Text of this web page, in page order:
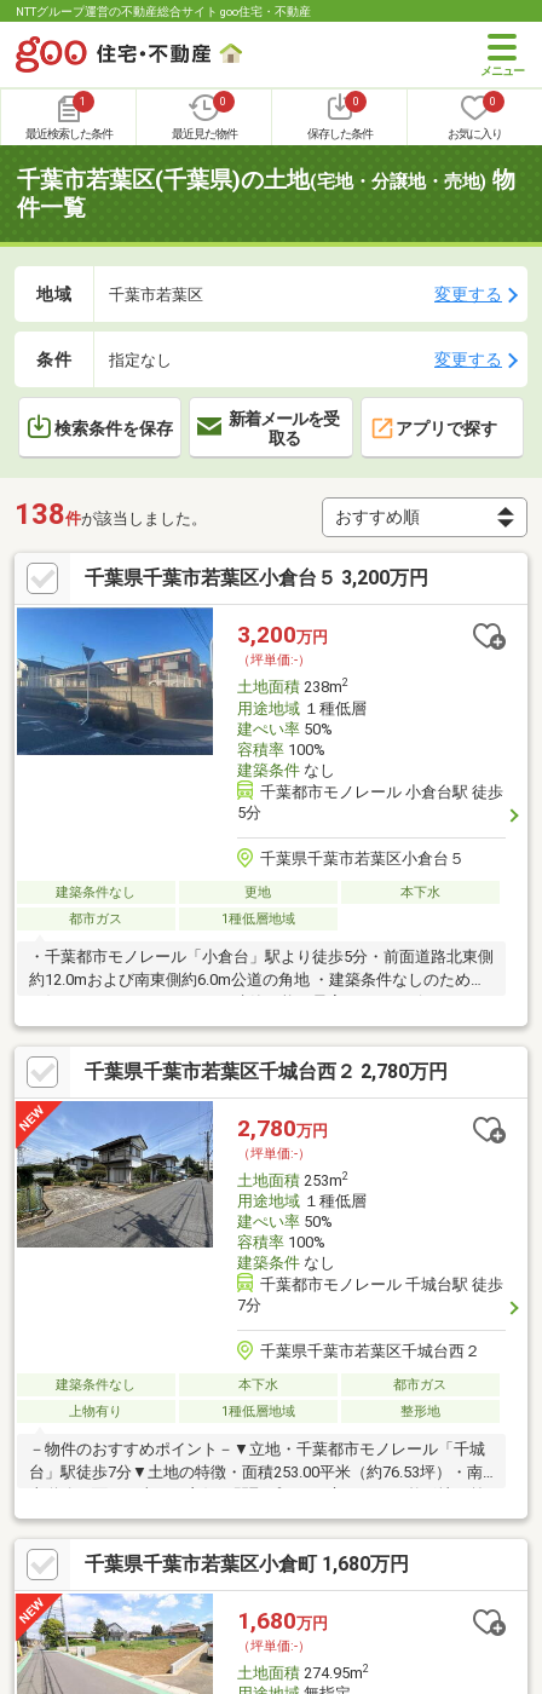
NTTグループ運営の不動産総合サイト goo住宅・不動産
1
最近検索した条件
0
最近見た物件
0
保存した条件
0
お気に入り
千葉市若葉区(千葉県)の土地(宅地・分譲地・売地) 物
件一覧
地域 千葉市若葉区 変更する
条件 指定なし 変更する
検索条件を保存
新着メールを受
取る
アプリで探す
138件が該当しました。
千葉県千葉市若葉区小倉台５ 3,200万円
3,200万円
（坪単価:-）
土地面積238m2
用途地域１種低層
建ぺい率50%
容積率100%
建築条件なし
千葉都市モノレール 小倉台駅 徒歩
5分
千葉県千葉市若葉区小倉台５
建築条件なし 更地
本下水
都市ガス
1種低層地域
・千葉都市モノレール「小倉台」駅より徒歩5分・前面道路北東側
約12.0mおよび南東側約6.0m公道の角地 ・建築条件なしのため、
お好きなハウスメーカーにて建築可能・最寄りのコンビニエンス
ストアまで徒歩約7分、スーパーマーケットまで徒歩約9分。買い
忘れた日用品や食料品を手軽に購入できます。
千葉県千葉市若葉区千城台西２ 2,780万円
2,780万円
（坪単価:-）
土地面積253m2
用途地域１種低層
建ぺい率50%
容積率100%
建築条件なし
千葉都市モノレール 千城台駅 徒歩
7分
千葉県千葉市若葉区千城台西２
建築条件なし 本下水
都市ガス
上物有り
1種低層地域 整形地
－物件のおすすめポイント－▼立地・千葉都市モノレール「千城
台」駅徒歩7分▼土地の特徴・面積253.00平米（約76.53坪）・南
面道路 幅員約5.1ｍ公道・建築条件付き売地ではございません
お好きなハウスメーカー等でご検討いただけます▼周辺環境・千
城台わかば小学校 徒歩16分（約1220ｍ）・千城台西中学校 徒
歩4分（約260ｍ）・ビッグ・エー千葉千城台西店 徒歩3分（約
230ｍ）■ ご希望の住まい探しをお手伝いします ━━━━・・・
物件の詳細・ご相談はお気軽にお問い合わせください。
千葉県千葉市若葉区小倉町 1,680万円
1,680万円
（坪単価:-）
土地面積274.95m2